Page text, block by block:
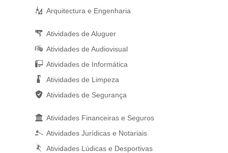
Arquitectura e Engenharia
Atividades de Aluguer
Atividades de Audiovisual
Atividades de Informática
Atividades de Limpeza
Atividades de Segurança
Atividades Financeiras e Seguros
Atividades Jurídicas e Notariais
Atividades Lúdicas e Desportivas